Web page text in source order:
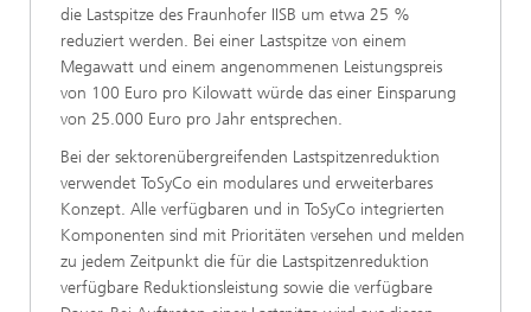
die Lastspitze des Fraunhofer IISB um etwa 25 %
reduziert werden. Bei einer Lastspitze von einem
Megawatt und einem angenommenen Leistungspreis
von 100 Euro pro Kilowatt würde das einer Einsparung
von 25.000 Euro pro Jahr entsprechen.
Bei der sektorenübergreifenden Lastspitzenreduktion
verwendet ToSyCo ein modulares und erweiterbares
Konzept. Alle verfügbaren und in ToSyCo integrierten
Komponenten sind mit Prioritäten versehen und melden
zu jedem Zeitpunkt die für die Lastspitzenreduktion
verfügbare Reduktionsleistung sowie die verfügbare